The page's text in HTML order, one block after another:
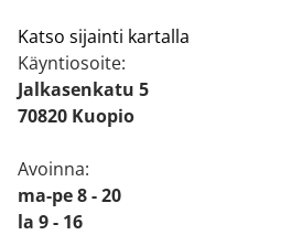
Katso sijainti kartalla
Käyntiosoite:
Jalkasenkatu 5
70820 Kuopio
Avoinna:
ma-pe 8 - 20
la 9 - 16